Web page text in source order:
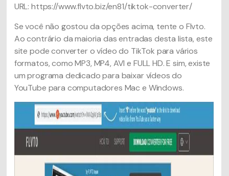
URL: https://www.flvto.biz/en81/tiktok-converter/
Se você não gostou da opções acima, tente o Flvto.
Ao contrário da maioria das entradas desta lista, este
site pode converter o vídeo do TikTok para vários
formatos, como MP3, MP4, AVI e FULL HD. E sim, existe
um programa dedicado para baixar vídeos do
YouTube para computadores Mac e Windows.